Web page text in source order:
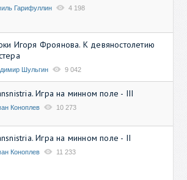
Гарифуллин 4 198
Игоря Фроянова. К девяностолетию
Шульгин 9 042
Игра на минном поле - III
Коноплев 10 273
Игра на минном поле - II
Коноплев 11 233